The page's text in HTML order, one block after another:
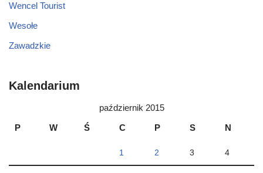
Wencel Tourist
Wesołe
Zawadzkie
Kalendarium
październik 2015
P
W Ś C P S N
1 2 3 4